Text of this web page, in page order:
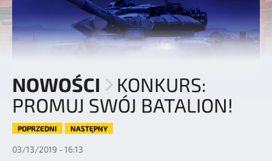
NOWOŚCI
KONKURS:
PROMUJ SWÓJ BATALION!
POPRZEDNI NASTĘPNY
03/13/2019 - 16:13